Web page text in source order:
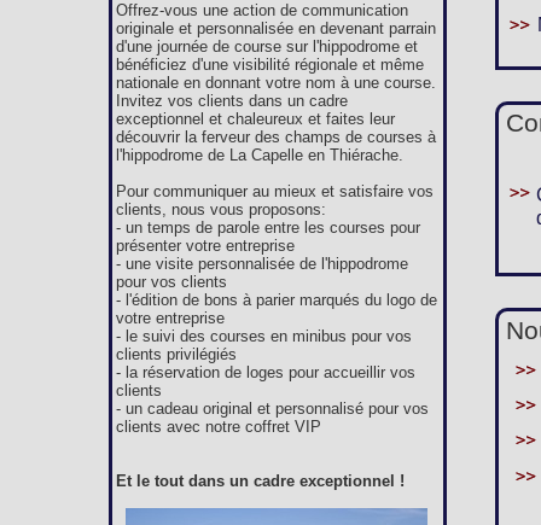
Offrez-vous une action de communication
originale et personnalisée en devenant parrain
d'une journée de course sur l'hippodrome et
bénéficiez d'une visibilité régionale et même
nationale en donnant votre nom à une course.
Invitez vos clients dans un cadre
exceptionnel et chaleureux et faites leur
découvrir la ferveur des champs de courses à
l'hippodrome de La Capelle en Thiérache.
Pour communiquer au mieux et satisfaire vos
clients, nous vous proposons:
- un temps de parole entre les courses pour
présenter votre entreprise
- une visite personnalisée de l'hippodrome
pour vos clients
- l'édition de bons à parier marqués du logo de
votre entreprise
- le suivi des courses en minibus pour vos
clients privilégiés
- la réservation de loges pour accueillir vos
clients
- un cadeau original et personnalisé pour vos
clients avec notre coffret VIP
Et le tout dans un cadre exceptionnel !